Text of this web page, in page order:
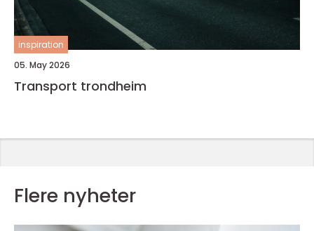
inspiration
05. May 2026
Transport trondheim
Flere nyheter